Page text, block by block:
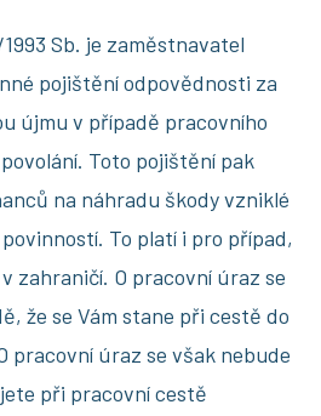
Sb. je zaměstnavatel
pojištění odpovědnosti za
újmu v případě pracovního
Toto pojištění pak
na náhradu škody vzniklé
To platí i pro případ,
zahraničí. O pracovní úraz se
že se Vám stane při cestě do
pracovní úraz se však nebude
při pracovní cestě